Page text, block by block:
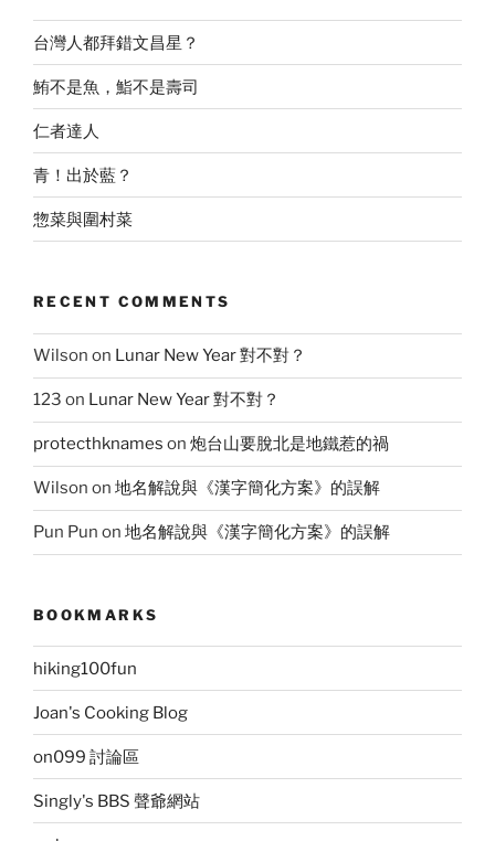
台灣人都拜錯文昌星？
鮪不是魚，鮨不是壽司
仁者達人
青！出於藍？
惣菜與圍村菜
RECENT COMMENTS
Wilson on Lunar New Year 對不對？
123 on Lunar New Year 對不對？
protecthknames on 炮台山要脫北是地鐵惹的禍
Wilson on 地名解說與《漢字簡化方案》的誤解
Pun Pun on 地名解說與《漢字簡化方案》的誤解
BOOKMARKS
hiking100fun
Joan's Cooking Blog
on099 討論區
Singly's BBS 聲爺網站